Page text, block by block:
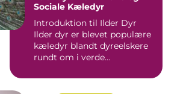
Sociale Kæledyr
Introduktion til Ilder Dyr
Ilder dyr er blevet populære
kæledyr blandt dyreelskere
rundt om i verde...